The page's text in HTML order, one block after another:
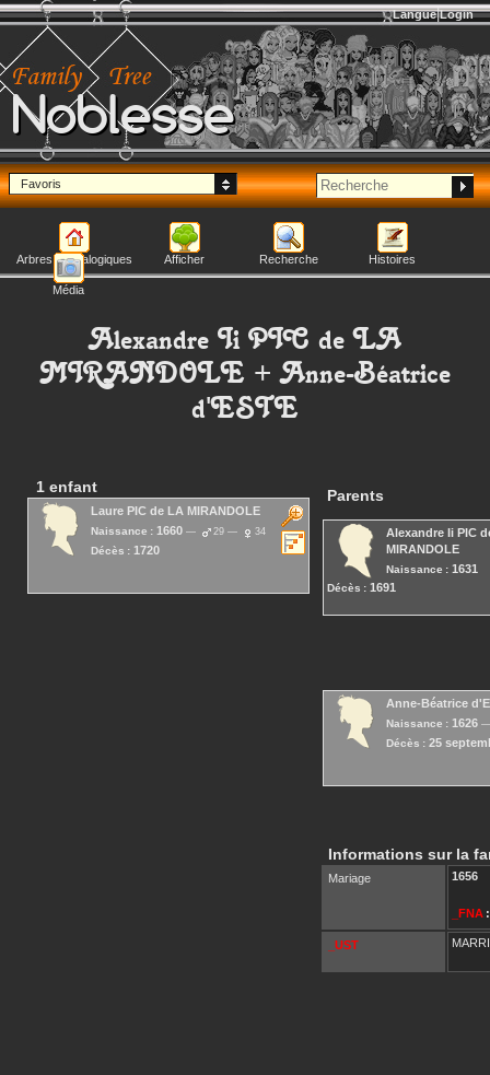
Noblesse
Langue Login
Favoris
Arbres généalogiques Afficher Recherche Histoires
Média
Alexandre Ii PIC de LA
MIRANDOLE +Anne-Béatrice
d'ESTE
1 enfant
Laure PIC de LA MIRANDOLE
Naissance : 1660 29 34
Décès : 1720
Parents
Alexandre Ii PIC
MIRANDOLE
Naissance : 1631
Décès : 1691
Anne-Béatrice
Naissance : 1626
Décès : 25
Informations sur la
Mariage 1656
_FNA :
_UST